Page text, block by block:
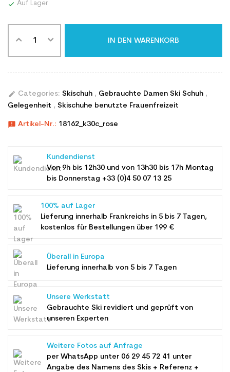
 Auf Lager
IN DEN WARENKORB
edit Categories: Skischuh , Gebrauchte Damen Ski Schuh ,
Gelegenheit , Skischuhe benutzte Frauenfreizeit
announcement Artikel-Nr.: 18162_k30c_rose
Kundendienst
Von 9h bis 12h30 und von 13h30 bis 17h Montag
bis Donnerstag +33 (0)4 50 07 13 25
100% auf Lager
Lieferung innerhalb Frankreichs in 5 bis 7 Tagen,
kostenlos für Bestellungen über 199 €
Überall in Europa
Lieferung innerhalb von 5 bis 7 Tagen
Unsere Werkstatt
Gebrauchte Ski revidiert und geprüft von
unseren Experten
Weitere Fotos auf Anfrage
per WhatsApp unter 06 29 45 72 41 unter
Angabe des Namens des Skis + Referenz +